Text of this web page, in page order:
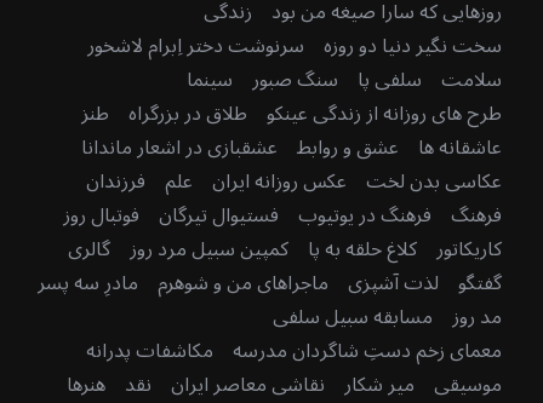
روزهایی که سارا صیغه من بود زندگی
سخت نگیر دنیا دو روزه سرنوشت دختر اِبرام لاشخور
سلامت سلفی پا سنگ صبور سینما
طرح های روزانه از زندگی عینکو طلاق در بزرگراه طنز
عاشقانه ها عشق و روابط عشقبازی در اشعار ماندانا
عکاسی بدن لخت عکس روزانه ایران علم فرزندان
فرهنگ فرهنگ در یوتیوب فستیوال تیرگان فوتبال روز
کاریکاتور کلاغ حلقه به پا کمپین سبیل مرد روز گالری
گفتگو لذت آشپزی ماجراهای من و شوهرم مادرِ سه پسر
مد روز مسابقه سبیل سلفی
معمای زخم دستِ شاگردان مدرسه مکاشفات پدرانه
موسیقی میر شکار نقاشی معاصر ایران نقد هنرها